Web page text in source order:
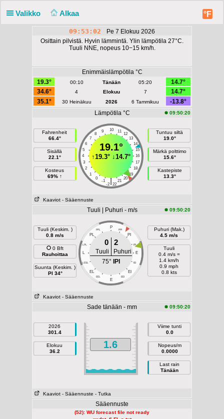
Valikko Alkaa °F
09:53:03
Pe 7 Elokuu 2026
Osittain pilvistä. Hyvin lämmintä. Ylin lämpötila 27°C.
Tuuli NNE, nopeus 10−15 km/h.
Enimmäislämpötila °C
19.3°
00:10 Tänään 05:20
14.7°
34.6°
4 Elokuu 7
14.7°
35.1°
30 Heinäkuu 2026 6 Tammikuu
-13.8°
Lämpötila °C
09:50:20
Fahrenheit
66.4°
Sisällä
22.1°
Kosteus
69% ↑
10
9 11
8
12
7
13
6
14
5
15
4
16
3
17
2
18
1
19
0
20
-1 21
|
-2 22
19.1°
↑19.3° ↓14.7°
Tuntuu siltä
19.0°
Märkä polttimo
15.6°
Kastepiste
13.3°
Kaaviot - Sääennuste
Tuuli | Puhuri - m/s 09:50:20
Tuuli (Keskim. )
0.8 m/s
0 Bft
Rauhoittaa
Suunta (Keskim. )
PI 34°
P
PPL PPI
PL PI
LPL IPI
L E
LESL IEI
EL EI
EEL EEI
E
0 2
Tuuli
Puhuri
75°
IPI
Puhuri (Mak.)
4.5 m/s
Tuuli
0.4 m/s =
1.4 km/h
0.9 mph
0.8 kts
Kaaviot - Sääennuste
Sade tänään - mm 09:50:20
2026
301.4
Elokuu
36.2
1.6
Viime tunti
0.0
Nopeus/m
0.0000
Last rain
Tänään
Kaaviot - Sääennuste - Tutka
Sääennuste
(52): WU forecast file not ready